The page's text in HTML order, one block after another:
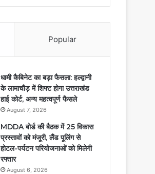
Popular
धामी कैबिनेट का बड़ा फैसला: हल्द्वानी
के लामाचौड़ में शिफ्ट होगा उत्तराखंड
हाई कोर्ट, अन्य महत्वपूर्ण फैसले
August 7, 2026
MDDA बोर्ड की बैठक में 25 विकास
प्रस्तावों को मंजूरी, लैंड पूलिंग से
होटल-पर्यटन परियोजनाओं को मिलेगी
रफ्तार
August 6, 2026